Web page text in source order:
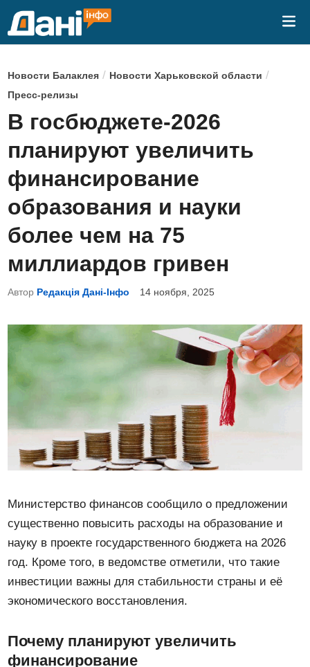
О
п
у
б
л
и
к
о
в
н
о
Новости Балаклея / Новости Харьковской области /
Пресс-релизы
В госбюджете-2026
планируют увеличить
финансирование
образования и науки
более чем на 75
миллиардов гривен
Автор Редакція Дані-Інфо 14 ноября, 2025
Министерство финансов сообщило о предложении
существенно повысить расходы на образование и
науку в проекте государственного бюджета на 2026
год. Кроме того, в ведомстве отметили, что такие
инвестиции важны для стабильности страны и её
экономического восстановления.
Почему планируют увеличить
финансирование